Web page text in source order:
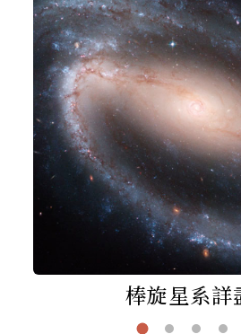
棒旋星系詳